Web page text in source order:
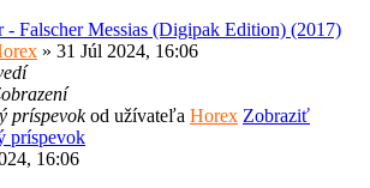
- Falscher Messias (Digipak Edition) (2017)
» 31 Júl 2024, 16:06
príspevokod užívateľa Horex Zobraziť
príspevok
16:06